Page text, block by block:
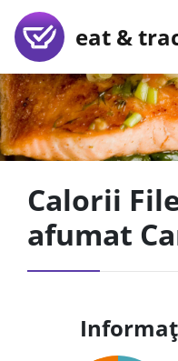
eat &
Calorii
afumat